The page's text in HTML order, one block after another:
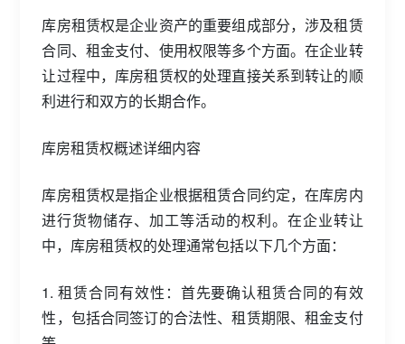
库房租赁权是企业资产的重要组成部分，涉及租赁
合同、租金支付、使用权限等多个方面。在企业转
让过程中，库房租赁权的处理直接关系到转让的顺
利进行和双方的长期合作。
库房租赁权概述详细内容
库房租赁权是指企业根据租赁合同约定，在库房内
进行货物储存、加工等活动的权利。在企业转让
中，库房租赁权的处理通常包括以下几个方面：
1. 租赁合同有效性：首先要确认租赁合同的有效
性，包括合同签订的合法性、租赁期限、租金支付